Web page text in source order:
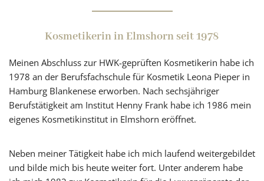
Kosmetikerin in Elmshorn seit 1978
Meinen Abschluss zur HWK-geprüften Kosmetikerin habe ich
1978 an der Berufsfachschule für Kosmetik Leona Pieper in
Hamburg Blankenese erworben. Nach sechsjähriger
Berufstätigkeit am Institut Henny Frank habe ich 1986 mein
eigenes Kosmetikinstitut in Elmshorn eröffnet.
Neben meiner Tätigkeit habe ich mich laufend weitergebildet
und bilde mich bis heute weiter fort. Unter anderem habe